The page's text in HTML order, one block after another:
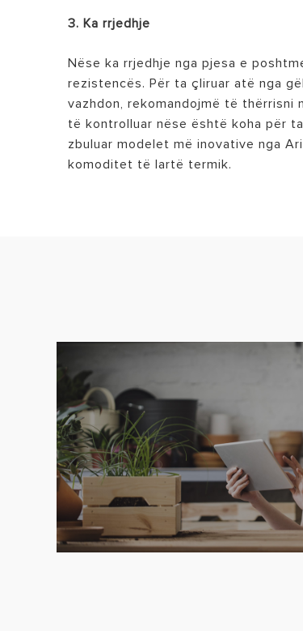
3. Ka rrjedhje
Nëse ka rrjedhje nga pjesa e
rezistencës. Për ta çliruar atë nga
vazhdon, rekomandojmë të
të kontrolluar nëse është koha për
zbuluar modelet më inovative nga
komoditet të lartë termik.